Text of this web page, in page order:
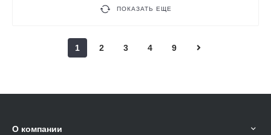
ПОКАЗАТЬ ЕЩЕ
1 2 3 4 9
О компании